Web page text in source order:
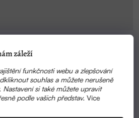
záleží
funkčnosti webu a zlepšování
souhlas a můžete nerušeně
Nastavení si také můžete upravit
podle vašich představ.Více
BIO MAROCKÝ JÍL - 1KG
| MAROQUEEN
520 KČ